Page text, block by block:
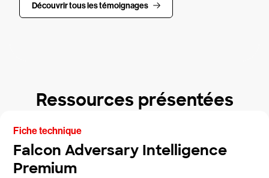
Découvrir tous les témoignages
Ressources présentées
Fiche technique
Falcon Adversary Intelligence
Premium